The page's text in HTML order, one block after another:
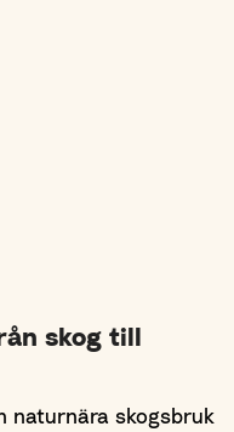
skog till
naturnära skogsbruk